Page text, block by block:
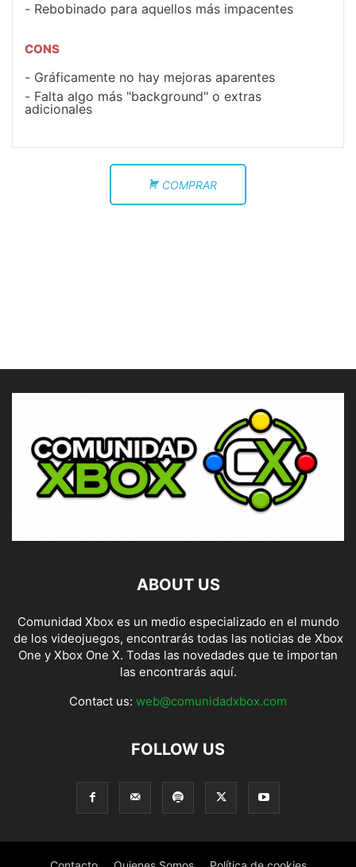
Rebobinado para aquellos más impacentes
CONS
Gráficamente no hay mejoras aparentes
Falta algo más "background" o extras
adicionales
COMPRAR
ABOUT US
Comunidad Xbox es un medio especializado en el mundo
de los videojuegos, encontrarás todas las noticias de Xbox
One y Xbox One X. Todas las novedades que te importan
las encontrarás aquí.
Contact us: web@comunidadxbox.com
FOLLOW US